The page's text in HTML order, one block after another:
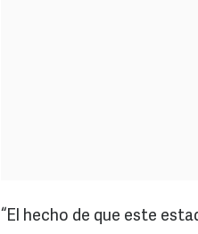
“El hecho de que este